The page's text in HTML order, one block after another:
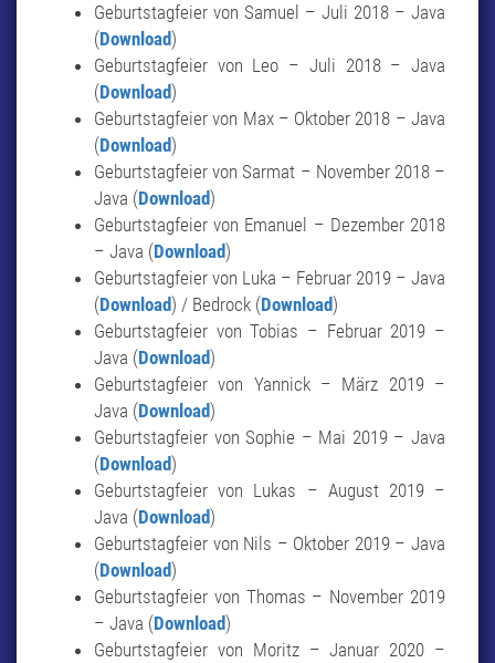
Geburtstagfeier von Samuel – Juli 2018 – Java
(Download)
Geburtstagfeier von Leo – Juli 2018 – Java
(Download)
Geburtstagfeier von Max – Oktober 2018 – Java
(Download)
Geburtstagfeier von Sarmat – November 2018 –
Java (Download)
Geburtstagfeier von Emanuel – Dezember 2018
– Java (Download)
Geburtstagfeier von Luka – Februar 2019 – Java
(Download) / Bedrock (Download)
Geburtstagfeier von Tobias – Februar 2019 –
Java (Download)
Geburtstagfeier von Yannick – März 2019 –
Java (Download)
Geburtstagfeier von Sophie – Mai 2019 – Java
(Download)
Geburtstagfeier von Lukas – August 2019 –
Java (Download)
Geburtstagfeier von Nils – Oktober 2019 – Java
(Download)
Geburtstagfeier von Thomas – November 2019
– Java (Download)
Geburtstagfeier von Moritz – Januar 2020 –